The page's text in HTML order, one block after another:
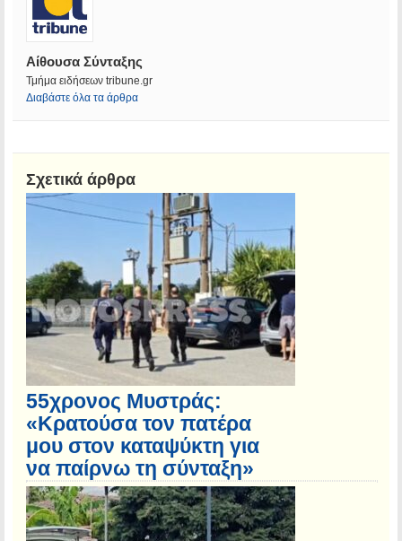
Αίθουσα Σύνταξης
Τμήμα ειδήσεων tribune.gr
Διαβάστε όλα τα άρθρα
Σχετικά άρθρα
55χρονος Μυστράς:
«Κρατούσα τον πατέρα
μου στον καταψύκτη για
να παίρνω τη σύνταξη»